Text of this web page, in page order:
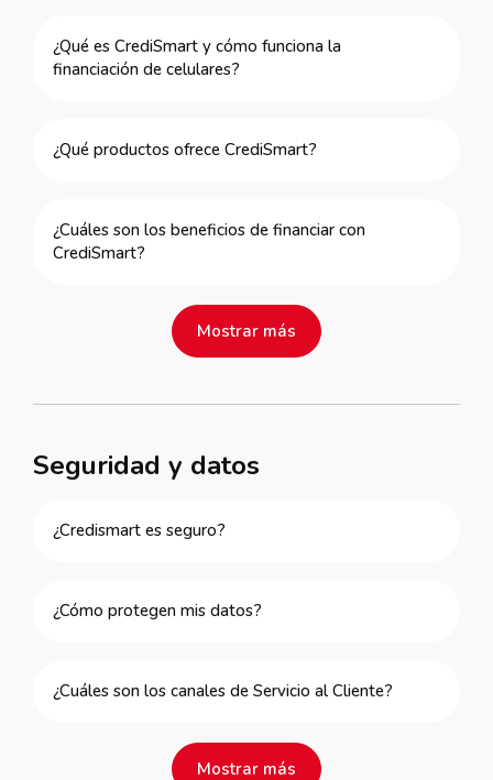
¿Qué es CrediSmart y cómo funciona la
financiación de celulares?
¿Qué productos ofrece CrediSmart?
¿Cuáles son los beneficios de financiar con
CrediSmart?
Mostrar más
Seguridad y datos
¿Credismart es seguro?
¿Cómo protegen mis datos?
¿Cuáles son los canales de Servicio al Cliente?
Mostrar más